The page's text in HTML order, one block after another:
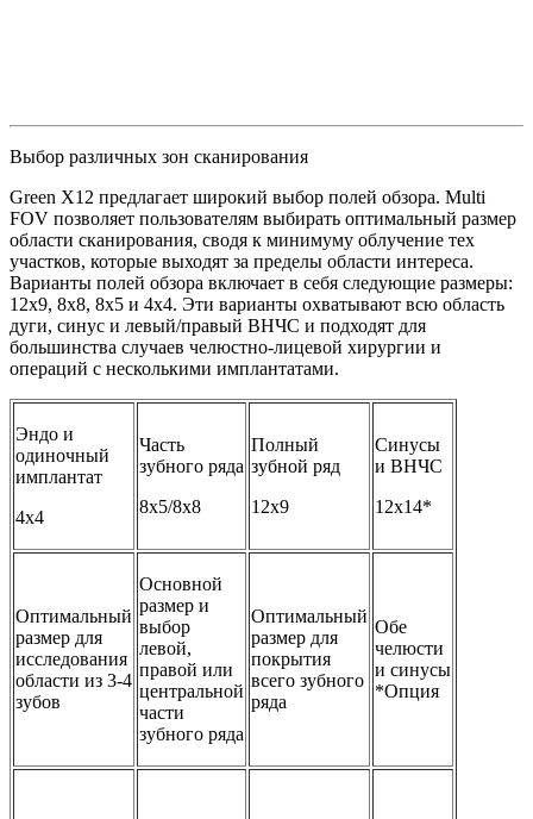
Выбор различных зон сканирования
Green X12 предлагает широкий выбор полей обзора. Multi
FOV позволяет пользователям выбирать оптимальный размер
области сканирования, сводя к минимуму облучение тех
участков, которые выходят за пределы области интереса.
Варианты полей обзора включает в себя следующие размеры:
12x9, 8x8, 8x5 и 4x4. Эти варианты охватывают всю область
дуги, синус и левый/правый ВНЧС и подходят для
большинства случаев челюстно-лицевой хирургии и
операций с несколькими имплантатами.
Эндо и
одиночный
имплантат
4x4
Часть
зубного ряда
8x5/8x8
Полный
зубной ряд
12x9
Синусы
и ВНЧС
12x14*
Оптимальный
размер для
исследования
области из 3-4
зубов
Основной
размер и
выбор
левой,
правой или
центральной
части
зубного ряда
Оптимальный
размер для
покрытия
всего зубного
ряда
Обе
челюсти
и синусы
*Опция